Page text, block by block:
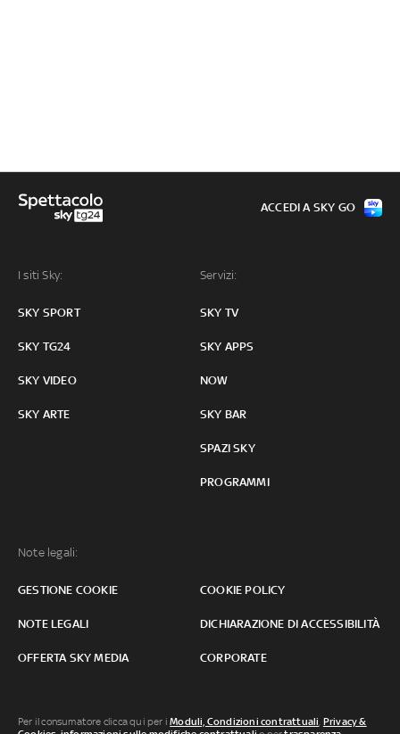
I siti Sky:
SKY SPORT
SKY TG24
SKY VIDEO
SKY ARTE
Servizi:
SKY TV
SKY APPS
NOW
SKY BAR
SPAZI SKY
PROGRAMMI
Note legali:
GESTIONE COOKIE COOKIE POLICY
NOTE LEGALI DICHIARAZIONE DI ACCESSIBILITÀ
OFFERTA SKY MEDIA CORPORATE
ACCEDI A SKY GO
Per il consumatore clicca qui per iModuli, Condizioni contrattuali, Privacy &